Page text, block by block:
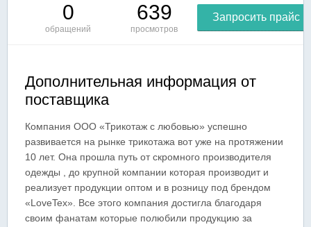
0
обращений
639
просмотров
Запросить прайс
Дополнительная информация от
поставщика
Компания ООО «Трикотаж с любовью» успешно
развивается на рынке трикотажа вот уже на протяжении
10 лет. Она прошла путь от скромного производителя
одежды , до крупной компании которая производит и
реализует продукции оптом и в розницу под брендом
«LoveTex». Все этого компания достигла благодаря
своим фанатам которые полюбили продукцию за